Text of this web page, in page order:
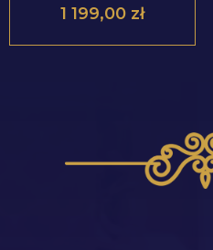
1 199,00 zł